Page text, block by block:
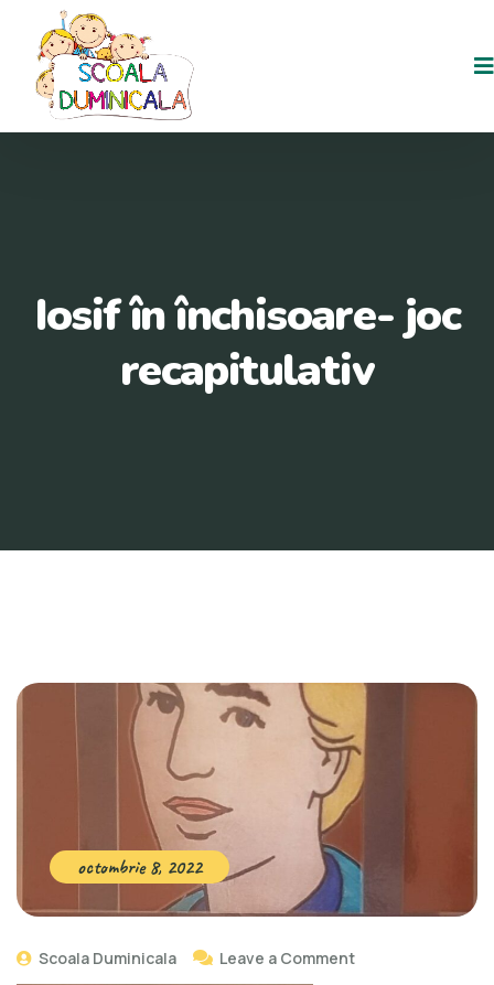
Iosif în închisoare- joc
recapitulativ
octombrie 8, 2022
Scoala Duminicala Leave a Comment